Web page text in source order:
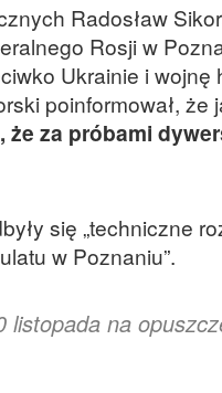
Radosław
Rosji w
Ukrainie i wojnę
poinformował, że
za próbami
się „techniczne
w Poznaniu”.
listopada na